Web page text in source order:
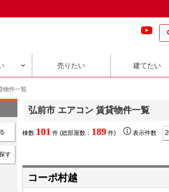
売りたい 建てたい
物件一覧
弘前市 エアコン 賃貸物件一覧
棟数 101 件 (総部屋数： 189 件) 表示件数
コーポ村越
す